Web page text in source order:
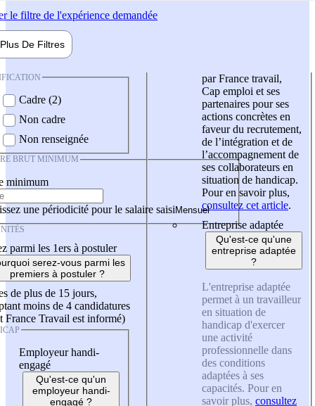
le filtre de l'expérience demandée
Plus De Filtres
Cadre (2)
Non cadre
Non renseignée
BRUT MINIMUM
minimum
une périodicité pour le salaire saisi
parmi les 1ers à postuler
serez-vous parmi les
premiers à postuler ?
de plus de 15 jours,
moins de 4 candidatures
France Travail est informé)
Employeur handi-
engagé
Qu'est-ce qu'un
employeur handi-
engagé ?
par France travail,
Cap emploi et ses
partenaires pour ses
actions concrètes en
faveur du recrutement,
de l’intégration et de
l’accompagnement de
ses collaborateurs en
situation de handicap.
Pour en savoir plus,
consultez cet article.
Entreprise adaptée
Qu'est-ce qu'une
entreprise adaptée
?
L'entreprise adaptée
permet à un travailleur
en situation de
handicap d'exercer
une activité
professionnelle dans
des conditions
adaptées à ses
capacités. Pour en
savoir plus, consultez